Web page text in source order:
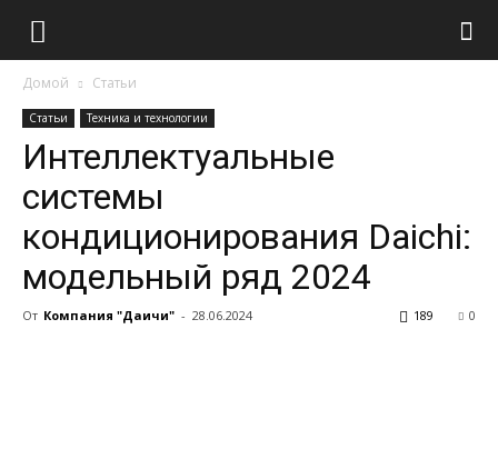
Домой Статьи
Статьи Техника и технологии
Интеллектуальные
системы
кондиционирования Daichi:
модельный ряд 2024
От Компания "Даичи" - 28.06.2024 0
189